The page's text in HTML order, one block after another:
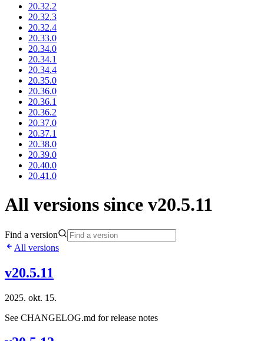
20.32.2
20.32.3
20.32.4
20.33.0
20.34.0
20.34.1
20.34.4
20.35.0
20.36.0
20.36.1
20.36.2
20.37.0
20.37.1
20.38.0
20.39.0
20.40.0
20.41.0
All versions since v20.5.11
Find a version
All versions
v20.5.11
2025. okt. 15.
See CHANGELOG.md for release notes